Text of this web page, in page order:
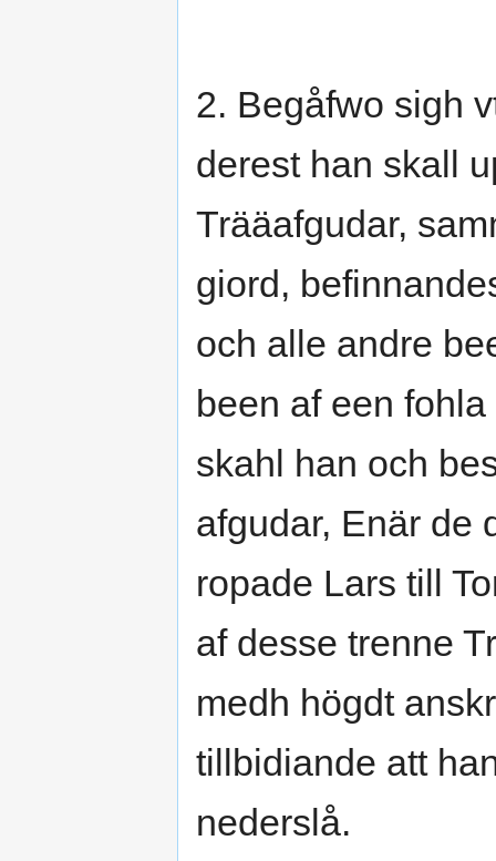
2. Begåfwo sigh
derest han skall
Trääafgudar,
giord,
och alle andre
been af een
skahl han och
afgudar, Enär de
ropade Lars till
af desse trenne
medh högdt
tillbidiande att
nederslå.